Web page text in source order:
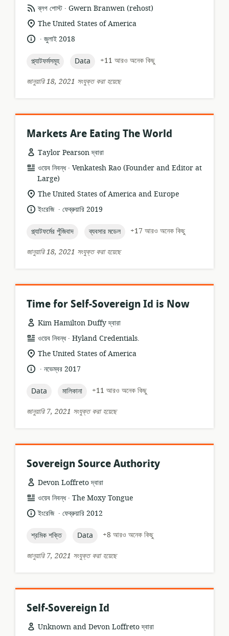
তথ্যসম্পদের
ফর্ম্যাট:
ব্লগ পোস্ট .
প্রকাশক:Gwern Branwen (rehost)
প্রাসঙ্গিকতার
অবস্থান:
The United States of America
ভাষা: .
প্রকাশনারজুলাই 2018
topic:
প্ল্যাটফর্মসমূহ topic:
Data
+11 আরও অনেক কিছু
জানুয়ারি 18, 2021 সংযুক্ত করা হয়েছে
Markets Are Eating The World
Taylor Pearson দ্বারা
তথ্যসম্পদের
ফর্ম্যাট:
ওয়েব নিবন্ধ .
প্রকাশক:Venkatesh Rao (Founder and Editor at
Large)
প্রাসঙ্গিকতার
অবস্থান:
The United States of America and Europe
ভাষা:ইংরেজি .
প্রকাশনারফেব্রুয়ারি 2019
topic:
প্ল্যাটফর্মের পুঁজিবাদ topic:
ব্যবসার মডেল
+17 আরও অনেক কিছু
জানুয়ারি 18, 2021 সংযুক্ত করা হয়েছে
Time for Self-Sovereign Id is Now
Kim Hamilton Duffy দ্বারা
তথ্যসম্পদের
ফর্ম্যাট:
ওয়েব নিবন্ধ .
প্রকাশক:Hyland Credentials.
প্রাসঙ্গিকতার
The United States of America
ভাষা: .
প্রকাশনারনভেম্বর 2017
topic:
Data topic:
মালিকানা
+11 আরও অনেক কিছু
জানুয়ারি 7, 2021 সংযুক্ত করা হয়েছে
Sovereign Source Authority
Devon Loffreto দ্বারা
তথ্যসম্পদের
ফর্ম্যাট:
ওয়েব নিবন্ধ .
প্রকাশক:The Moxy Tongue
ভাষা:ইংরেজি .
প্রকাশনারফেব্রুয়ারি 2012
topic:
শ্রমিক শক্তি topic:
Data
+8 আরও অনেক কিছু
জানুয়ারি 7, 2021 সংযুক্ত করা হয়েছে
Self-Sovereign Id
Unknown and Devon Loffreto দ্বারা